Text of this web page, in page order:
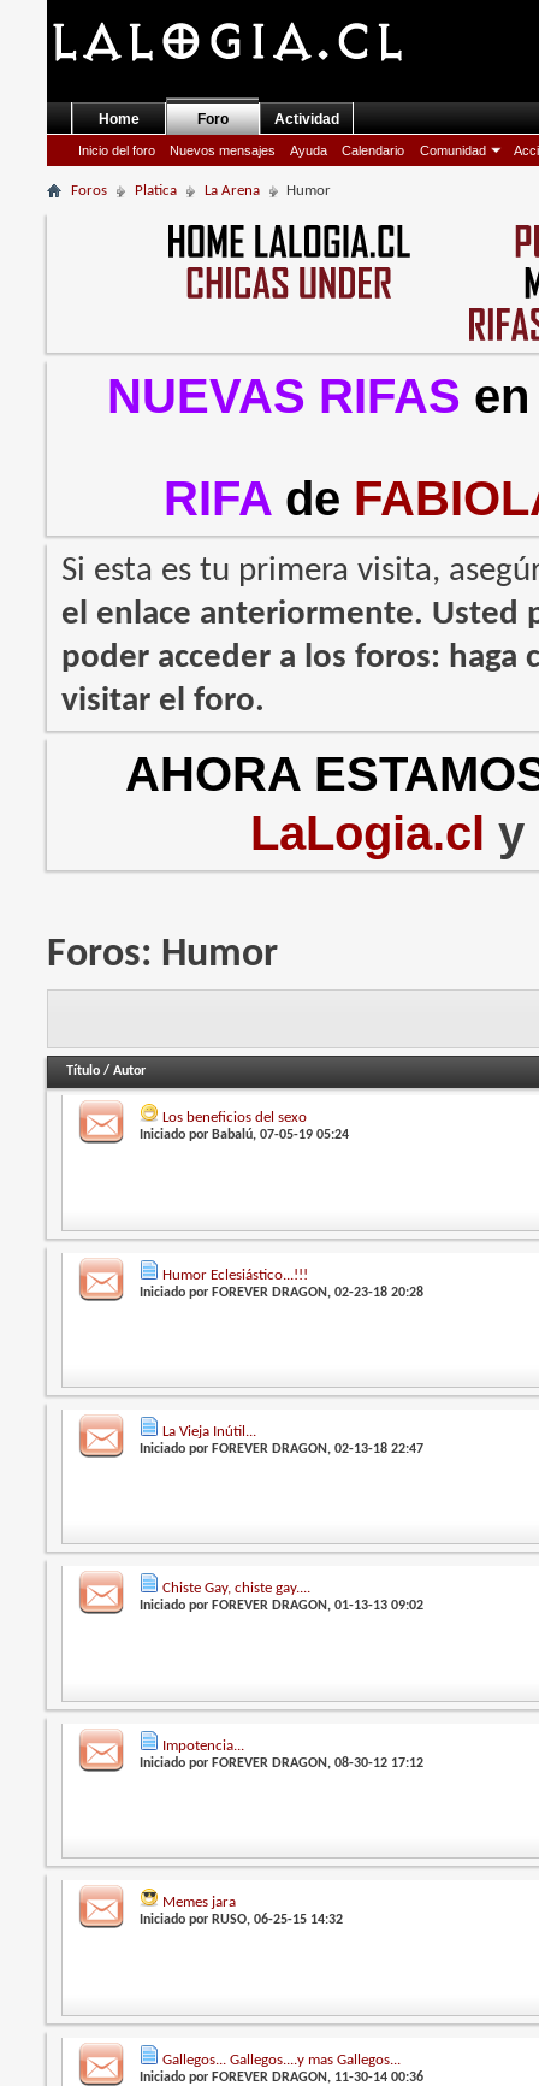
Home Foro
Inicio del foro Nuevos mensajes Ayuda Calendario Comunidad
Actividad
Foros Platica La Arena Humor
NUEVAS RIFAS en
RIFA de
Si esta es tu primera visita,
el enlace anteriormente. Usted
poder acceder a los foros: haga
visitar el foro.
AHORA
LaLogia.cl y
Foros: Humor
Título /Autor
Los beneficios del sexo
Iniciado por Babalú, 07-05-19 05:24
Humor Eclesiástico...!!!
Iniciado por FOREVER DRAGON, 02-23-18 20:28
La Vieja Inútil...
Iniciado por FOREVER DRAGON, 02-13-18 22:47
Chiste Gay, chiste gay....
Iniciado porFOREVER DRAGON, 01-13-13 09:02
Impotencia...
Iniciado por FOREVER DRAGON, 08-30-12 17:12
Memes jara
Iniciado por RUSO, 06-25-15 14:32
Gallegos... Gallegos....y mas Gallegos...
Iniciado por FOREVER DRAGON, 11-30-14 00:36